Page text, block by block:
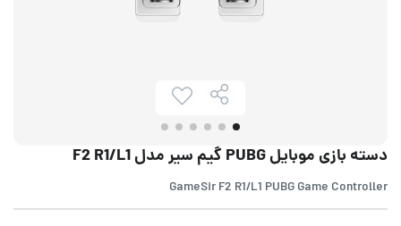
دسته بازی موبایل PUBG گیم سیر مدل F2 R1/L1
GameSir F2 R1/L1 PUBG Game Controller